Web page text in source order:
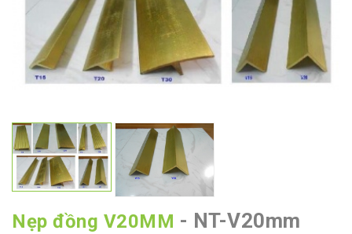
Next
Nẹp đồng V20MM - NT-V20mm